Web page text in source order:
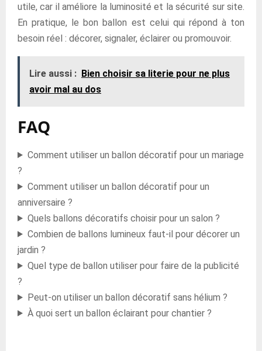
utile, car il améliore la luminosité et la sécurité sur site.
En pratique, le bon ballon est celui qui répond à ton
besoin réel : décorer, signaler, éclairer ou promouvoir.
Lire aussi : Bien choisir sa literie pour ne plus
avoir mal au dos
FAQ
Comment utiliser un ballon décoratif pour un mariage
?
Comment utiliser un ballon décoratif pour un
anniversaire ?
Quels ballons décoratifs choisir pour un salon ?
Combien de ballons lumineux faut-il pour décorer un
jardin ?
Quel type de ballon utiliser pour faire de la publicité
?
Peut-on utiliser un ballon décoratif sans hélium ?
À quoi sert un ballon éclairant pour chantier ?